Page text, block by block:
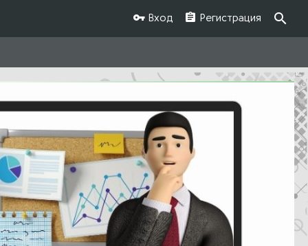
Вход Регистрация